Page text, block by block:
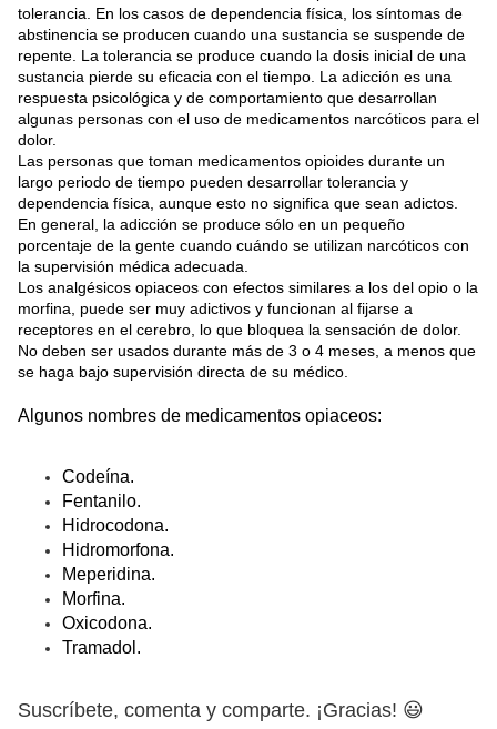
tolerancia. En los casos de dependencia física, los síntomas de
abstinencia se producen cuando una sustancia se suspende de
repente. La tolerancia se produce cuando la dosis inicial de una
sustancia pierde su eficacia con el tiempo. La adicción es una
respuesta psicológica y de comportamiento que desarrollan
algunas personas con el uso de medicamentos narcóticos para el
dolor.
Las personas que toman medicamentos opioides durante un
largo periodo de tiempo pueden desarrollar tolerancia y
dependencia física, aunque esto no significa que sean adictos.
En general, la adicción se produce sólo en un pequeño
porcentaje de la gente cuando cuándo se utilizan narcóticos con
la supervisión médica adecuada.
Los analgésicos opiaceos con efectos similares a los del opio o la
morfina, puede ser muy adictivos y funcionan al fijarse a
receptores en el cerebro, lo que bloquea la sensación de dolor.
No deben ser usados durante más de 3 o 4 meses, a menos que
se haga bajo supervisión directa de su médico.
Algunos nombres de medicamentos opiaceos:
Codeína.
Fentanilo.
Hidrocodona.
Hidromorfona.
Meperidina.
Morfina.
Oxicodona.
Tramadol.
Suscríbete, comenta y comparte. ¡Gracias! 😃